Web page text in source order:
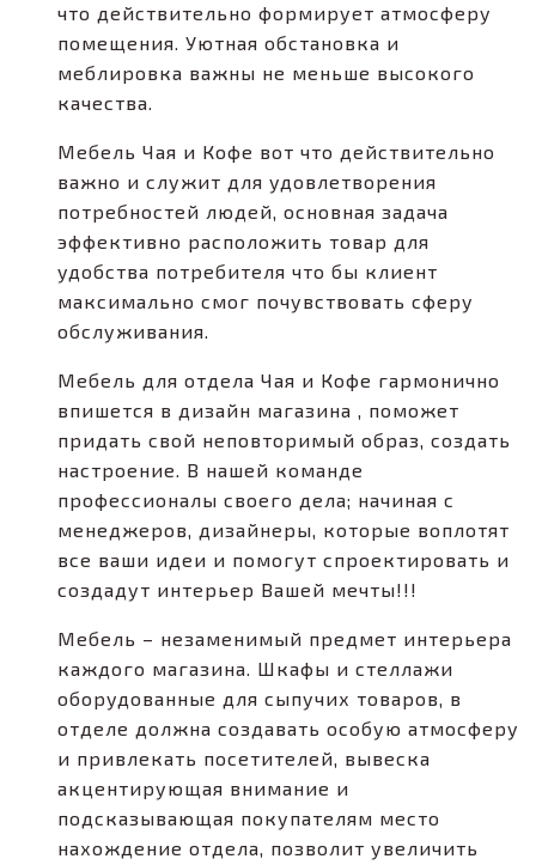
что действительно формирует атмосферу
помещения. Уютная обстановка и
меблировка важны не меньше высокого
качества.
Мебель Чая и Кофе вот что действительно
важно и служит для удовлетворения
потребностей людей, основная задача
эффективно расположить товар для
удобства потребителя что бы клиент
максимально смог почувствовать сферу
обслуживания.
Мебель для отдела Чая и Кофе гармонично
впишется в дизайн магазина , поможет
придать свой неповторимый образ, создать
настроение. В нашей команде
профессионалы своего дела; начиная с
менеджеров, дизайнеры, которые воплотят
все ваши идеи и помогут спроектировать и
создадут интерьер Вашей мечты!!!
Мебель – незаменимый предмет интерьера
каждого магазина. Шкафы и стеллажи
оборудованные для сыпучих товаров, в
отделе должна создавать особую атмосферу
и привлекать посетителей, вывеска
акцентирующая внимание и
подсказывающая покупателям место
нахождение отдела, позволит увеличить